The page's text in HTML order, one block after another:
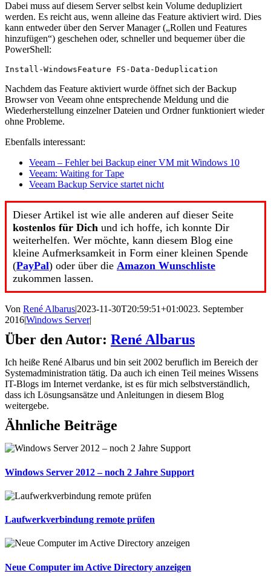
Dabei muss auf diesem Server selbst kein Volume dedupliziert
werden. Es reicht aus, wenn alleine das Feature aktiviert wird. Dies
kann entweder über den Server Manager („Rollen und Features
hinzufügen“) geschehen oder, schneller und bequemer über die
PowerShell:
Install-WindowsFeature FS-Data-Deduplication
Nachdem das Feature aktiviert wurde öffnet sich der Backup
Browser von Veeam ohne entsprechende Meldung und die
Wiederherstellung einzelner Dateien und Ordner funktioniert wieder
ohne Probleme.
Ebenfalls interessant:
Veeam – Fehler bei Backup einer VM mit Windows 10
Veeam: Waiting for Tape
Veeam Backup Service startet nicht
Dieser Artikel ist wie alle anderen auf dieser Seite
kostenlos für Dich und ich hoffe, ich konnte Dir
weiterhelfen. Wer möchte, kann diesem Blog eine
kleine Aufmerksamkeit in Form einer kleinen Spende
(PayPal) oder über die Amazon Wunschliste
zukommen lassen.
Von René Albarus|2023-11-30T20:59:51+01:0023. September
2016|Windows Server|
Über den Autor: René Albarus
Ich heiße René Albarus und bin seit 2002 beruflich im Bereich der
Systemadministration tätig. Da auch ich einen Teil meines Wissens
IT-Blogs im Internet verdanke, ist es für mich selbstverständlich,
dass ich Lösungsansätze und Anleitungen in diesem Blog
weitergebe.
Ähnliche Beiträge
Windows Server 2012 – noch 2 Jahre Support
Laufwerkverbindung remote prüfen
Neue Computer im Active Directory anzeigen